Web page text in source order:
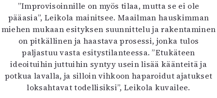
”Improvisoinnille on myös tilaa, mutta se ei ole
pääasia”, Leikola mainitsee. Maailman hauskimman
miehen mukaan esityksen suunnittelu ja rakentaminen
on pitkällinen ja haastava prosessi, jonka tulos
paljastuu vasta esitystilanteessa. ”Etukäteen
ideoituihin juttuihin syntyy usein lisää käänteitä ja
potkua lavalla, ja silloin vihkoon haparoidut ajatukset
loksahtavat todellisiksi”, Leikola kuvailee.